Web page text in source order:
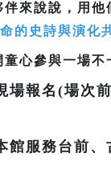
伴來說說，用他
的史詩與演化
童心參與一場不
場報名(場次
館服務台前、